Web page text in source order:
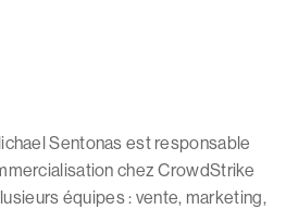
Sentonas est responsable
chez CrowdStrike
équipes : vente, marketing,